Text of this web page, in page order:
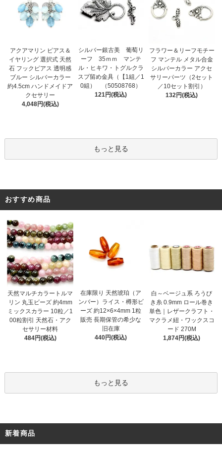
アクアマリン ピアス＆
イヤリング 選択式 天然
石 フックピアス 透明感
ブルー シルバーカラー
約4.5cm ハンドメイドア
クセサリー
4,048円(税込)
シルバー銀古美 葡萄リ
ーフ 35ｍｍ マンテ
ル・ヒキワ・トグルクラ
スプ留め金具（【1組／1
0組） （50508768）
121円(税込)
フラワー＆リーフモチー
フ マンテル メタル合金
シルバーカラー アクセ
サリーパーツ（2セット
／10セット割引）
132円(税込)
もっと見る
おすすめ商品
天然マルチカラートルマ
リン 丸玉ビーズ 約4mm
ミックスカラー 10粒／1
00粒割引 天然石・アク
セサリー材料
484円(税込)
在庫限り 天然琥珀（ア
ンバー）ライス・樽形ビ
ーズ 約12×6×4mm 1粒
販売 長期保管の希少な
旧在庫
440円(税込)
白～ベージュ系 ろうび
き糸 0.9mm ロール巻き
単色｜レザークラフト・
マクラメ紐・ワックスコ
ード 270M
1,874円(税込)
もっと見る
新着商品